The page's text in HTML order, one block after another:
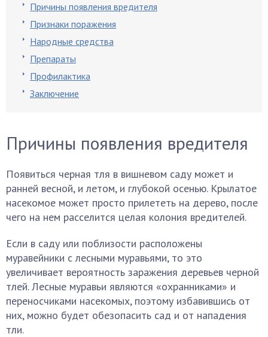
Причины появления вредителя
Признаки поражения
Народные средства
Препараты
Профилактика
Заключение
Причины появления вредителя
Появиться черная тля в вишневом саду может и
ранней весной, и летом, и глубокой осенью. Крылатое
насекомое может просто прилететь на дерево, после
чего на нем расселится целая колония вредителей.
Если в саду или поблизости расположены
муравейники с лесными муравьями, то это
увеличивает вероятность заражения деревьев черной
тлей. Лесные муравьи являются «охранниками» и
переносчиками насекомых, поэтому избавившись от
них, можно будет обезопасить сад и от нападения
тли.